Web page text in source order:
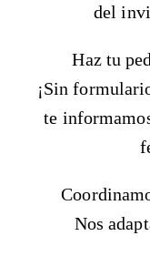
del
Haz tu
¡Sin
te
Nos